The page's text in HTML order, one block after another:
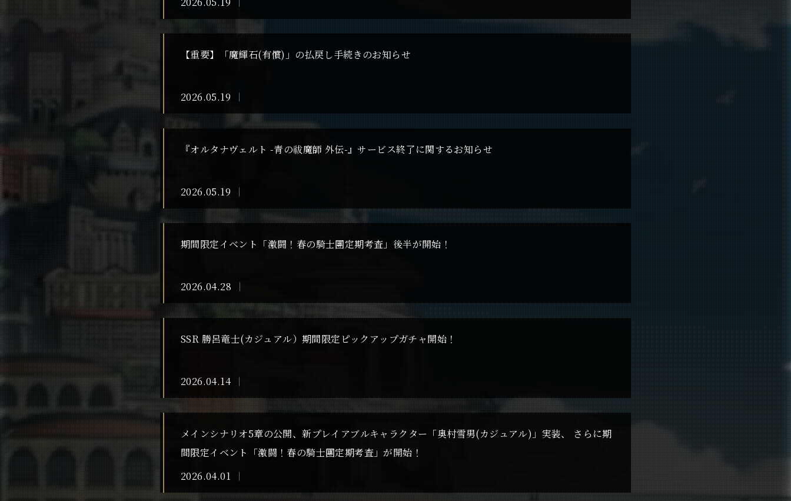
【重要】「魔輝石(有償)」の払戻し手続きのお知らせ
2026.05.19
『オルタナヴェルト -青の祓魔師 外伝-』サービス終了に関するお知らせ
2026.05.19
期間限定イベント「激闘！春の騎士團定期考査」後半が開始！
2026.04.28
SSR 勝呂竜士(カジュアル）期間限定ピックアップガチャ開始！
2026.04.14
メインシナリオ5章の公開、新プレイアブルキャラクター「奥村雪男(カジュアル)」実装、 さらに期
間限定イベント「激闘！春の騎士團定期考査」が開始！
2026.04.01